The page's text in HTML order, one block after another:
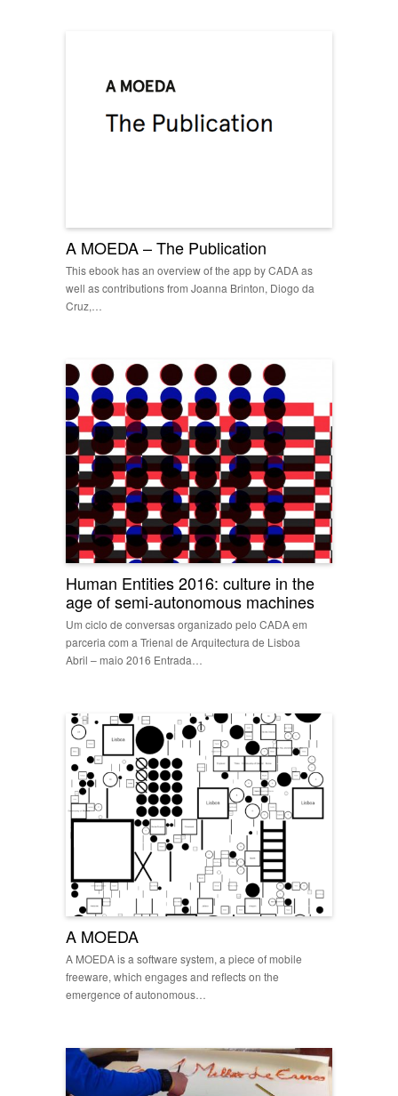
A MOEDA – The Publication
This ebook has an overview of the app by CADA as
well as contributions from Joanna Brinton, Diogo da
Cruz,…
Human Entities 2016: culture in the
age of semi-autonomous machines
Um ciclo de conversas organizado pelo CADA em
parceria com a Trienal de Arquitectura de Lisboa
Abril – maio 2016 Entrada…
A MOEDA
A MOEDA is a software system, a piece of mobile
freeware, which engages and reflects on the
emergence of autonomous…